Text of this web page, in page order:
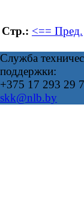
Стр.: <== Пред.
Служба
поддержки:
+375 17 293 29
skk@nlb.by